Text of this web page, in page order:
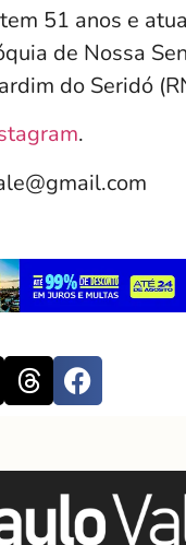
51 anos e
de Nossa
do Seridó
.